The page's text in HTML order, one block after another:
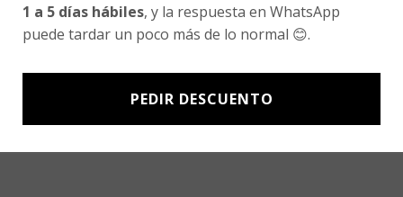
Guarda mi nombre, correo electrónico y web
en este navegador para la próxima vez que
1 a 5 días hábiles, y la respuesta en WhatsApp
puede tardar un poco más de lo normal 😊.
PEDIR DESCUENTO